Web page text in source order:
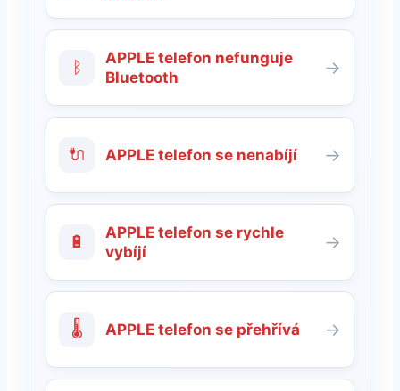
ᛒ
APPLE telefon nefunguje
Bluetooth
→
🔌 APPLE telefon se nenabíjí →
🔋
APPLE telefon se rychle
vybíjí
→
🌡 APPLE telefon se přehřívá →